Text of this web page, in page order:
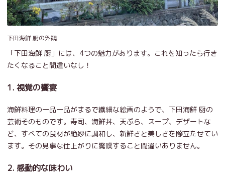
下田海鮮 厨の外観
「下田海鮮 厨」には、4つの魅力があります。これを知ったら行き
たくなること間違いなし！
1. 視覚の饗宴
海鮮料理の一品一品がまるで繊細な絵画のようで、下田海鮮 厨の
芸術そのものです。寿司、海鮮丼、天ぷら、スープ、デザートな
ど、すべての食材が絶妙に調和し、新鮮さと美しさを際立たせてい
ます。その見事な仕上がりに驚嘆すること間違いありません。
2. 感動的な味わい